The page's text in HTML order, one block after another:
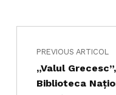
Skip back to main navigation
Navigare în articole
PREVIOUS ARTICOL
„Valul
Biblioteca